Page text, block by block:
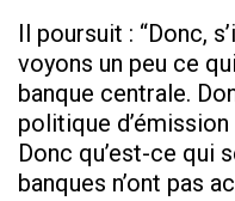
Il poursuit : “Donc,
voyons un peu ce
banque centrale.
politique
Donc qu’est-ce qui
banques n’ont pas